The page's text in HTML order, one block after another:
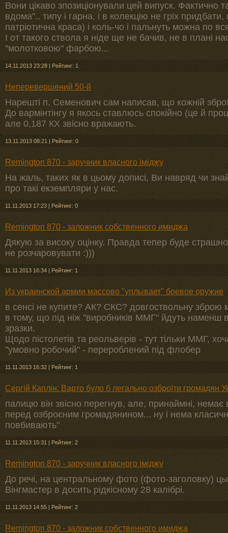
Вони цікаво зпозиціонували цей випуск. Фактично
вдома".. типу і гарна, і в колекцію не гріх придбати,
патріотична краса) і коль-чо і пальнуть можна по
І от такого ствола я ніде ще не бачив, не в плані
"молотковою" фарбою...
14.11.2013 23:28 | Рейтинг: 1
Неперевершений 50-й
Нарешті п. Семенович сам написав, що кожній
До вармінтінгу я якось ставлюсь спокійно (це й
але 0,187 КХ звісно вражають.
13.11.2013 08:21 | Рейтинг: 0
Remington 870 - заручник власного іміджу
На жаль, таких як в цьому дописі, Ви навряд чи
про такі екземпляри у нас.
11.11.2013 17:23 | Рейтинг: 0
Remington 870 - заложник собственного имиджа
Дякую за високу оцінку. Правда тепер буде
не розчаровувати :)))
11.11.2013 16:34 | Рейтинг: 1
Из украинской армии массово "уплывает" боевое оружие
в сенсі не купите? АК? СКС? довгоствольну зброю
в тому, що під ніж "виробників ММГ" йдуть наменш
зразки.
Щодо пістолетів та реольверів - тут тільки ММГ,
"умовно робочий" - перероблений під флобер
11.11.2013 16:32 | Рейтинг: 1
Сергій Каплін: Варто було б легально озброїти громадян
палицю він звісно перегнув, але, принаймні, немає
перед озброєним громадянином... ну і нема
повбивають"
11.11.2013 15:31 | Рейтинг: 2
Remington 870 - заручник власного іміджу
До речі, на центральному фото (фото-заголовку)
Вінгмастер в досить рідкісному 28 калібрі.
11.11.2013 14:55 | Рейтинг: 2
Remington 870 - заложник собственного имиджа